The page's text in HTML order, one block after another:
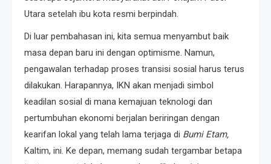
Utara setelah ibu kota resmi berpindah.
Di luar pembahasan ini, kita semua menyambut baik
masa depan baru ini dengan optimisme. Namun,
pengawalan terhadap proses transisi sosial harus terus
dilakukan. Harapannya, IKN akan menjadi simbol
keadilan sosial di mana kemajuan teknologi dan
pertumbuhan ekonomi berjalan beriringan dengan
kearifan lokal yang telah lama terjaga di Bumi Etam,
Kaltim, ini. Ke depan, memang sudah tergambar betapa